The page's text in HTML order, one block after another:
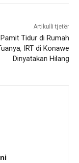
Artikulli tjetër
Tidur di Rumah
IRT di Konawe
Dinyatakan Hilang